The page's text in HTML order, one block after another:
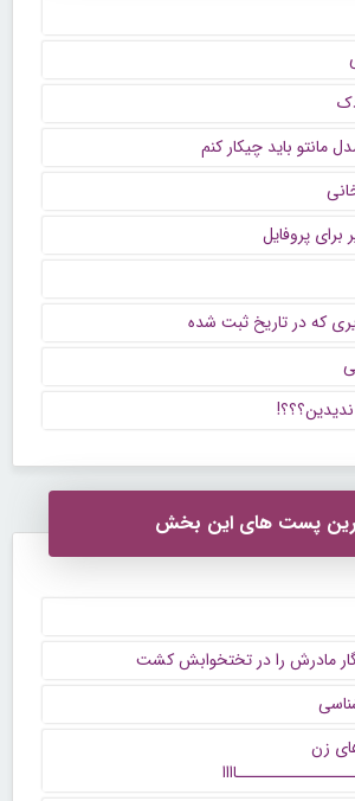
مانتو باید چیکار کنم
برای پروفایل
که در تاریخ ثبت شده
پست های این بخش
مادرش را در تختخوابش کشت
زن